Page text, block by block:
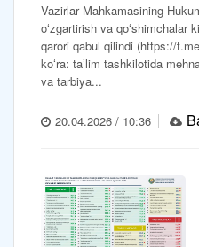
Vazirlar Mahkamasining
oʻzgartirish va qoʻshimchalar
qarori qabul qilindi (https://
koʻra: taʼlim tashkilotida
va tarbiya...
20.04.2026 / 10:36